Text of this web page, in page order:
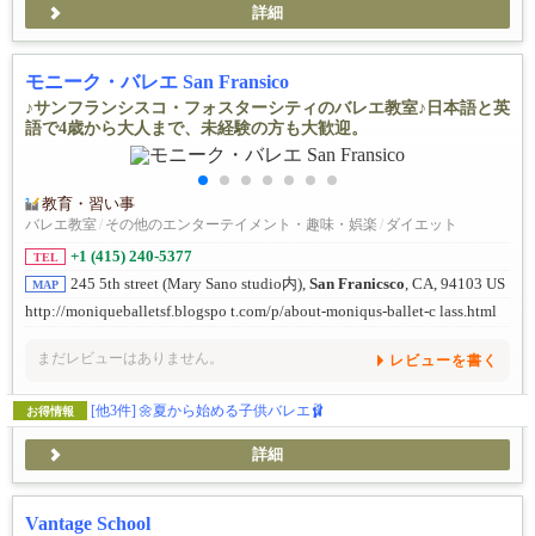
詳細
モニーク・バレエ San Fransico
♪サンフランシスコ・フォスターシティのバレエ教室♪日本語と英
語で4歳から大人まで、未経験の方も大歓迎。
教育・習い事
バレエ教室 / その他のエンターテイメント・趣味・娯楽 / ダイエット
TEL +1 (415) 240-5377
MAP 245 5th street (Mary Sano studio内), San Franicsco, CA, 94103 US
http://moniqueballetsf.blogspo t.com/p/about-moniqus-ballet-c lass.html
まだレビューはありません。 レビューを書く
お得情報 [他3件] 🌼夏から始める子供バレエ🩰
詳細
Vantage School